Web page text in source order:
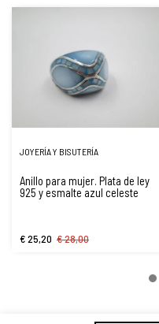
JOYERÍA Y BISUTERÍA
Anillo para mujer. Plata de ley
925 y esmalte azul celeste
€ 25,20 € 28,00